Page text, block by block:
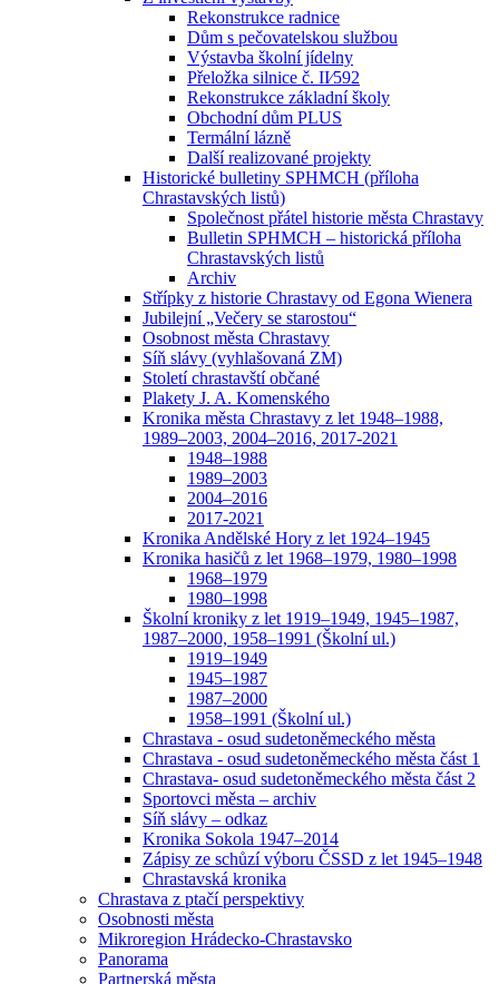
Rekonstrukce radnice
Dům s pečovatelskou službou
Výstavba školní jídelny
Přeložka silnice č. II⁄592
Rekonstrukce základní školy
Obchodní dům PLUS
Termální lázně
Další realizované projekty
Historické bulletiny SPHMCH (příloha
Chrastavských listů)
Společnost přátel historie města Chrastavy
Bulletin SPHMCH – historická příloha
Chrastavských listů
Archiv
Střípky z historie Chrastavy od Egona Wienera
Jubilejní „Večery se starostou“
Osobnost města Chrastavy
Síň slávy (vyhlašovaná ZM)
Století chrastavští občané
Plakety J. A. Komenského
Kronika města Chrastavy z let 1948–1988,
1989–2003, 2004–2016, 2017-2021
1948–1988
1989–2003
2004–2016
2017-2021
Kronika Andělské Hory z let 1924–1945
Kronika hasičů z let 1968–1979, 1980–1998
1968–1979
1980–1998
Školní kroniky z let 1919–1949, 1945–1987,
1987–2000, 1958–1991 (Školní ul.)
1919–1949
1945–1987
1987–2000
1958–1991 (Školní ul.)
Chrastava - osud sudetoněmeckého města
Chrastava - osud sudetoněmeckého města část 1
Chrastava- osud sudetoněmeckého města část 2
Sportovci města – archiv
Síň slávy – odkaz
Kronika Sokola 1947–2014
Zápisy ze schůzí výboru ČSSD z let 1945–1948
Chrastavská kronika
Chrastava z ptačí perspektivy
Osobnosti města
Mikroregion Hrádecko-Chrastavsko
Panorama
Partnerská města